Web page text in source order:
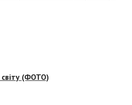
(ФОТО)